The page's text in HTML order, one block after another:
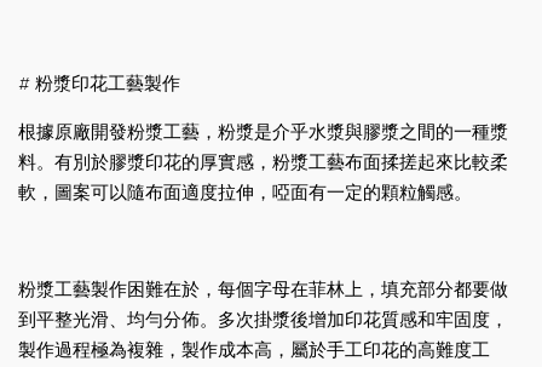
# 粉漿印花工藝製作
根據原廠開發粉漿工藝，粉漿是介乎水漿與膠漿之間的一種漿
料。有別於膠漿印花的厚實感，粉漿工藝布面揉搓起來比較柔
軟，圖案可以隨布面適度拉伸，啞面有一定的顆粒觸感。
粉漿工藝製作困難在於，每個字母在菲林上，填充部分都要做
到平整光滑、均勻分佈。多次掛漿後增加印花質感和牢固度，
製作過程極為複雜，製作成本高，屬於手工印花的高難度工